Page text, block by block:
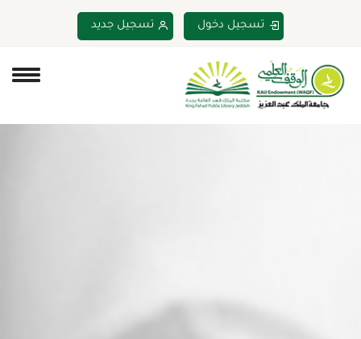
تسجيل دخول تسجيل جديد